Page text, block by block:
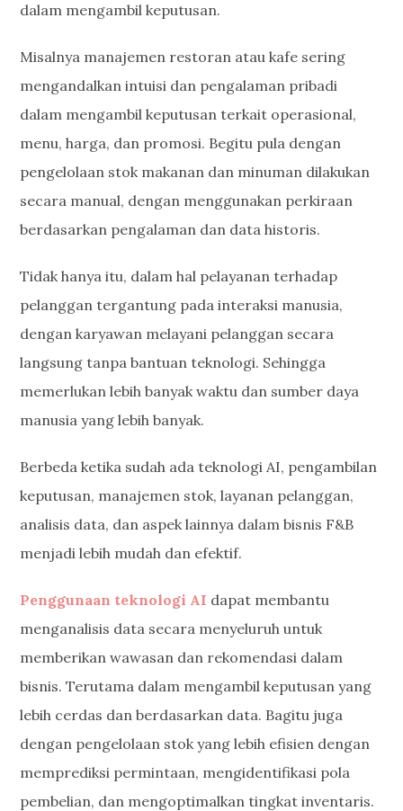
dalam mengambil keputusan.
Misalnya manajemen restoran atau kafe sering
mengandalkan intuisi dan pengalaman pribadi
dalam mengambil keputusan terkait operasional,
menu, harga, dan promosi. Begitu pula dengan
pengelolaan stok makanan dan minuman dilakukan
secara manual, dengan menggunakan perkiraan
berdasarkan pengalaman dan data historis.
Tidak hanya itu, dalam hal pelayanan terhadap
pelanggan tergantung pada interaksi manusia,
dengan karyawan melayani pelanggan secara
langsung tanpa bantuan teknologi. Sehingga
memerlukan lebih banyak waktu dan sumber daya
manusia yang lebih banyak.
Berbeda ketika sudah ada teknologi AI, pengambilan
keputusan, manajemen stok, layanan pelanggan,
analisis data, dan aspek lainnya dalam bisnis F&B
menjadi lebih mudah dan efektif.
Penggunaan teknologi AI dapat membantu
menganalisis data secara menyeluruh untuk
memberikan wawasan dan rekomendasi dalam
bisnis. Terutama dalam mengambil keputusan yang
lebih cerdas dan berdasarkan data. Bagitu juga
dengan pengelolaan stok yang lebih efisien dengan
memprediksi permintaan, mengidentifikasi pola
pembelian, dan mengoptimalkan tingkat inventaris.